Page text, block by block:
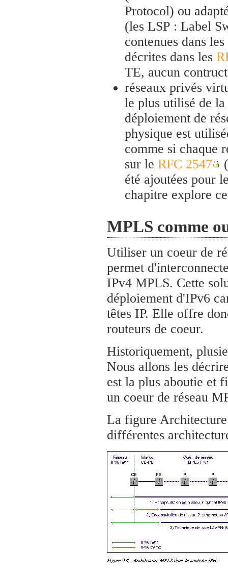
Protocol) ou
(les LSP : Label
contenues dans
décrites dans les
TE, aucun
réseaux privés
le plus utilisé de
déploiement de
physique est
comme si chaque
sur le RFC 2547
été ajoutées pour
chapitre explore
MPLS comme
Utiliser un coeur de
permet
IPv4 MPLS. Cette
déploiement d'IPv6
têtes IP. Elle offre
routeurs de coeur.
Historiquement,
Nous allons les
est la plus aboutie et
un coeur de réseau
La figure Architecture
différentes